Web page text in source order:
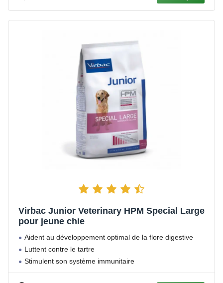
Virbac Junior Veterinary HPM Special Large
pour jeune chie
Aident au développement optimal de la flore digestive
Luttent contre le tartre
Stimulent son système immunitaire